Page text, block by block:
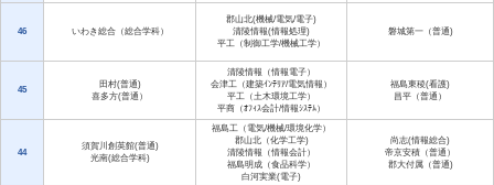
46 いわき総合（総合学科）
郡山北(機械/電気/電子)
清陵情報(情報処理)
平工（制御工学/機械工学）
磐城第一（普通)
45
田村(普通)
喜多方(普通）
清陵情報（情報電子）
会津工（建築ｲﾝﾃﾘｱ/電気情報）
平工（土木環境工学）
平商（ｵﾌｨｽ会計/情報ｼｽﾃﾑ）
福島東稜(看護)
昌平（普通）
44
須賀川創英館(普通)
光南(総合学科)
福島工（電気/機械/環境化学）
郡山北（化学工学)
清陵情報（情報会計）
福島明成（食品科学）
白河実業(電子)
尚志(情報総合)
帝京安積（普通）
郡大付属（普通)